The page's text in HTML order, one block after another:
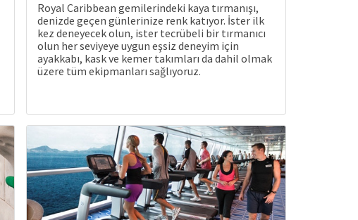
Royal Caribbean gemilerindeki kaya tırmanışı,
denizde geçen günlerinize renk katıyor. İster ilk
kez deneyecek olun, ister tecrübeli bir tırmanıcı
olun her seviyeye uygun eşsiz deneyim için
ayakkabı, kask ve kemer takımları da dahil olmak
üzere tüm ekipmanları sağlıyoruz.